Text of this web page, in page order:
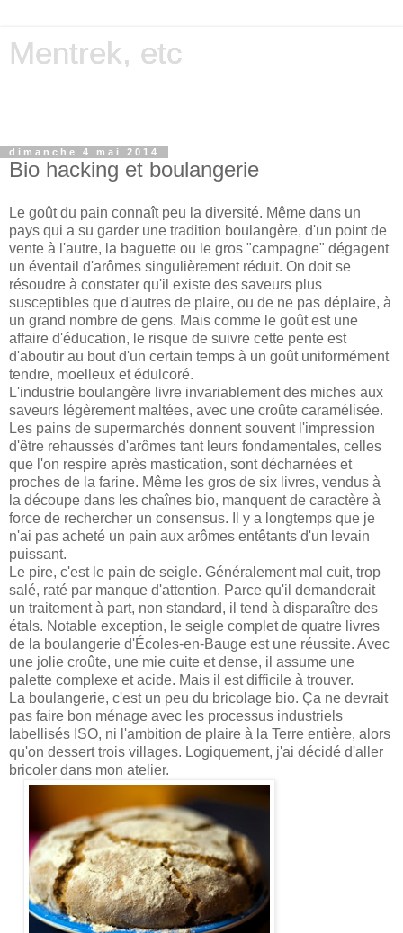
Mentrek, etc
dimanche 4 mai 2014
Bio hacking et boulangerie
Le goût du pain connaît peu la diversité. Même dans un
pays qui a su garder une tradition boulangère, d'un point de
vente à l'autre, la baguette ou le gros "campagne" dégagent
un éventail d'arômes singulièrement réduit. On doit se
résoudre à constater qu'il existe des saveurs plus
susceptibles que d'autres de plaire, ou de ne pas déplaire, à
un grand nombre de gens. Mais comme le goût est une
affaire d'éducation, le risque de suivre cette pente est
d'aboutir au bout d'un certain temps à un goût uniformément
tendre, moelleux et édulcoré.
L'industrie boulangère livre invariablement des miches aux
saveurs légèrement maltées, avec une croûte caramélisée.
Les pains de supermarchés donnent souvent l'impression
d'être rehaussés d'arômes tant leurs fondamentales, celles
que l'on respire après mastication, sont décharnées et
proches de la farine. Même les gros de six livres, vendus à
la découpe dans les chaînes bio, manquent de caractère à
force de rechercher un consensus. Il y a longtemps que je
n'ai pas acheté un pain aux arômes entêtants d'un levain
puissant.
Le pire, c'est le pain de seigle. Généralement mal cuit, trop
salé, raté par manque d'attention. Parce qu'il demanderait
un traitement à part, non standard, il tend à disparaître des
étals. Notable exception, le seigle complet de quatre livres
de la boulangerie d'Écoles-en-Bauge est une réussite. Avec
une jolie croûte, une mie cuite et dense, il assume une
palette complexe et acide. Mais il est difficile à trouver.
La boulangerie, c'est un peu du bricolage bio. Ça ne devrait
pas faire bon ménage avec les processus industriels
labellisés ISO, ni l'ambition de plaire à la Terre entière, alors
qu'on dessert trois villages. Logiquement, j'ai décidé d'aller
bricoler dans mon atelier.